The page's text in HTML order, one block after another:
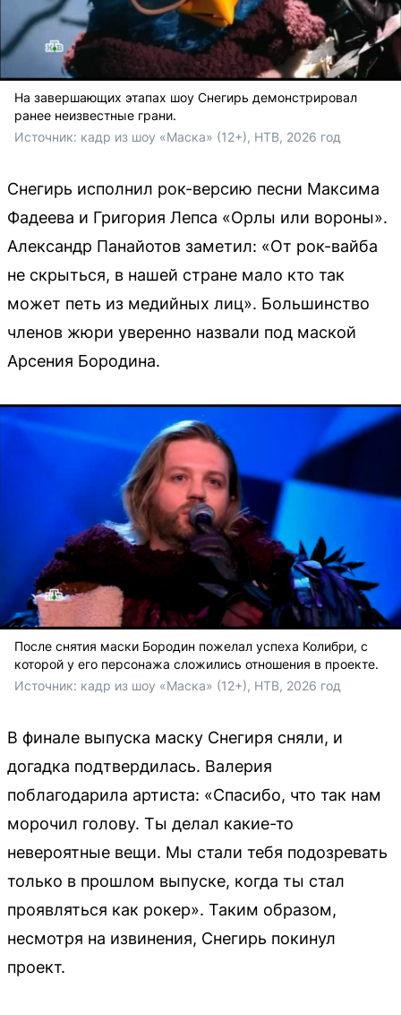
На завершающих этапах шоу Снегирь демонстрировал
ранее неизвестные грани.
Источник: кадр из шоу «Маска» (12+), НТВ, 2026 год
Снегирь исполнил рок-версию песни Максима
Фадеева и Григория Лепса «Орлы или вороны».
Александр Панайотов заметил: «От рок-вайба
не скрыться, в нашей стране мало кто так
может петь из медийных лиц». Большинство
членов жюри уверенно назвали под маской
Арсения Бородина.
После снятия маски Бородин пожелал успеха Колибри, с
которой у его персонажа сложились отношения в проекте.
Источник: кадр из шоу «Маска» (12+), НТВ, 2026 год
В финале выпуска маску Снегиря сняли, и
догадка подтвердилась. Валерия
поблагодарила артиста: «Спасибо, что так нам
морочил голову. Ты делал какие-то
невероятные вещи. Мы стали тебя подозревать
только в прошлом выпуске, когда ты стал
проявляться как рокер». Таким образом,
несмотря на извинения, Снегирь покинул
проект.